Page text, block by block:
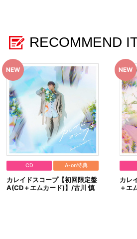
RECOMMEND
CD A-on特典
カレイドスコープ【初回限定盤
A(CD＋エムカード)】/古川 慎
カレ
＋エ